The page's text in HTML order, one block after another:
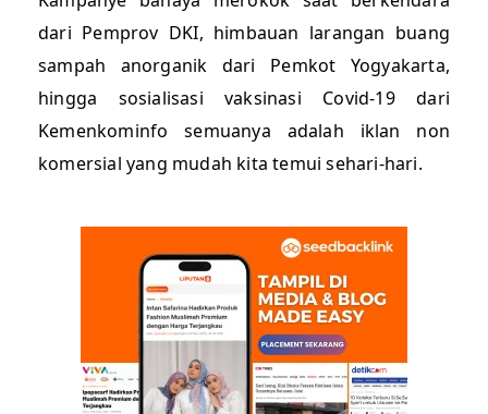
dari Pemprov DKI, himbauan larangan buang
sampah anorganik dari Pemkot Yogyakarta,
hingga sosialisasi vaksinasi Covid-19 dari
Kemenkominfo semuanya adalah iklan non
komersial yang mudah kita temui sehari-hari.